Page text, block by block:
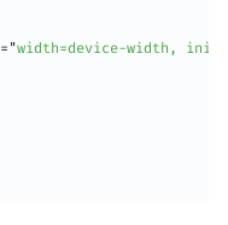
= "width=device-width,